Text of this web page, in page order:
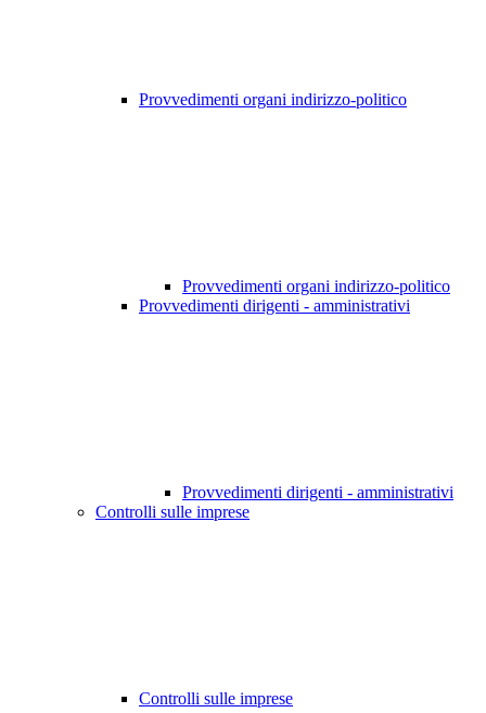
Provvedimenti organi indirizzo-politico
Provvedimenti organi indirizzo-politico
Provvedimenti dirigenti - amministrativi
Provvedimenti dirigenti - amministrativi
Controlli sulle imprese
Controlli sulle imprese